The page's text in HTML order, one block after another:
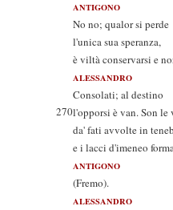
ANTIGONO
No no; qualor si perde
l'unica sua speranza,
è viltà conservarsi e
ALESSANDRO
Consolati; al destino
270l'opporsi è van. Son le
da' fati avvolte in
e i lacci d'imeneo
ANTIGONO
(Fremo).
ALESSANDRO